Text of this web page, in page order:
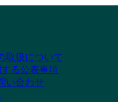
取扱について
る公表事項
い合わせ